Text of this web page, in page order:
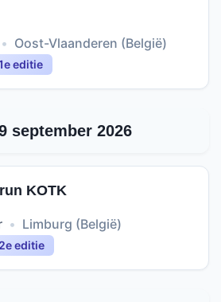
• Oost-Vlaanderen (België)
editie
september 2026
KOTK
• Limburg (België)
2e editie